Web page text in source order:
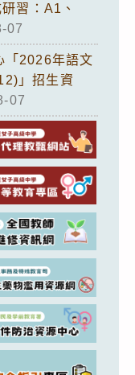
習：A1、
07
「2026年語文
」招生資
07